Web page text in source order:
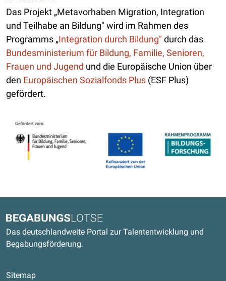
Das Projekt „Metavorhaben Migration, Integration
und Teilhabe an Bildung" wird im Rahmen des
Programms „Integration durch Bildung" durch das
Bundesministerium für Bildung, Familie, Senioren,
Frauen und Jugend und die Europäische Union über
den Europäischen Sozialfonds Plus (ESF Plus)
gefördert.
Begabungslotse
Das deutschlandweite Portal zur Talententwicklung und
Begabungsförderung.
Sitemap